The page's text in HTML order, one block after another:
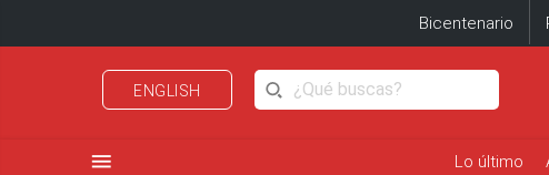
Bicentenario
ENGLISH
menu Lo último